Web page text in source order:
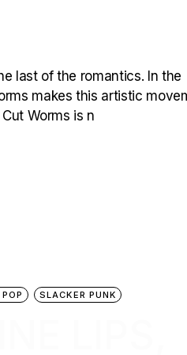
last of the romantics. In the
makes this artistic
Worms is n
SLACKER PUNK